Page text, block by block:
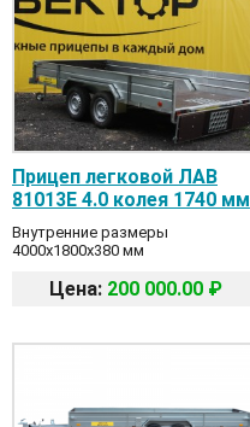
Прицеп легковой ЛАВ
81013E 4.0 колея 1740 мм
Внутренние размеры
4000x1800x380 мм
Цена: 200 000.00 ₽